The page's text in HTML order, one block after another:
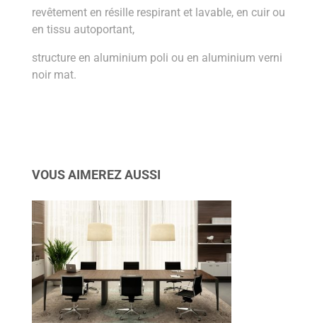
revêtement en résille respirant et lavable, en cuir ou
en tissu autoportant,
structure en aluminium poli ou en aluminium verni
noir mat.
VOUS AIMEREZ AUSSI